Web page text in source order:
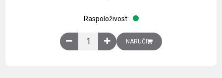
Raspoloživost:
Obična montažna ploča V1000xŠ800mm,
NARUČI